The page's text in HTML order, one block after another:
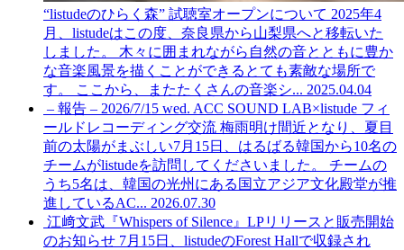
“listudeのひらく森” 試聴室オープンについて 2025年4
月、listudeはこの度、奈良県から山梨県へと移転いた
しました。 木々に囲まれながら自然の音とともに豊か
な音楽風景を描くことができるとても素敵な場所で
す。 ここから、またたくさんの音楽シ... 2025.04.04
– 報告 – 2026/7/15 wed. ACC SOUND LAB×listude フィ
ールドレコーディング交流 梅雨明け間近となり、夏目
前の太陽がまぶしい7月15日、はるばる韓国から10名の
チームがlistudeを訪問してくださいました。 チームの
うち5名は、韓国の光州にある国立アジア文化殿堂が推
進しているAC... 2026.07.30
江﨑文武『Whispers of Silence』LPリリースと販売開始
のお知らせ 7月15日、listudeのForest Hallで収録され